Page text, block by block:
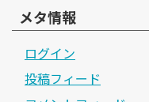
メタ情報
ログイン
投稿フィード